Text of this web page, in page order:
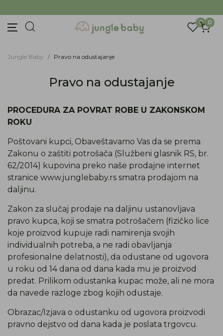
0 0
Jungle Baby Pravo na odustajanje
Pravo na odustajanje
PROCEDURA ZA POVRAT ROBE U ZAKONSKOM
ROKU
Poštovani kupci, Obaveštavamo Vas da se prema
Zakonu o zaštiti potrošača (Službeni glasnik RS, br.
62/2014) kupovina preko naše prodajne internet
stranice www.junglebaby.rs smatra prodajom na
daljinu.
Zakon za slučaj prodaje na daljinu ustanovljava
pravo kupca, koji se smatra potrošačem (fizičko lice
koje proizvod kupuje radi namirenja svojih
individualnih potreba, a ne radi obavljanja
profesionalne delatnosti), da odustane od ugovora
u roku od 14 dana od dana kada mu je proizvod
predat. Prilikom odustanka kupac može, ali ne mora
da navede razloge zbog kojih odustaje.
Obrazac/Izjava o odustanku od ugovora proizvodi
pravno dejstvo od dana kada je poslata trgovcu.
Prijavite se za novosti i promocije. Budite prvi
koji će saznati za naše najnovije proizvode i
posebne ponude.
Prijavi se
pročitao, razumeo i slažem se sapolitikom